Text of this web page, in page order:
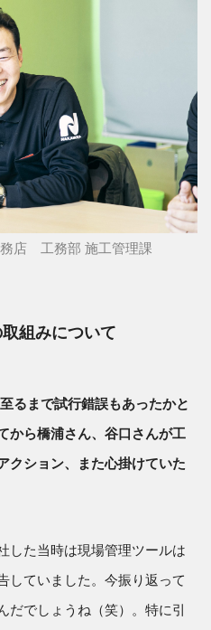
店 工務部 施工管理課
組みについて
まで試行錯誤もあったかと
から橋浦さん、谷口さんが工
クション、また心掛けていた
した当時は現場管理ツールは
していました。今振り返って
だでしょうね（笑）。特に引